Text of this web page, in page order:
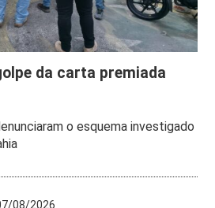
da carta premiada
o esquema investigado
08/2026